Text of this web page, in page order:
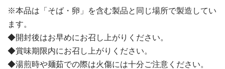
※本品は「そば・卵」を含む製品と同じ場所で製造してい
ます。
◆開封後はお早めにお召し上がりください。
◆賞味期限内にお召し上がりください。
◆湯煎時や麺茹での際は火傷には十分ご注意ください。